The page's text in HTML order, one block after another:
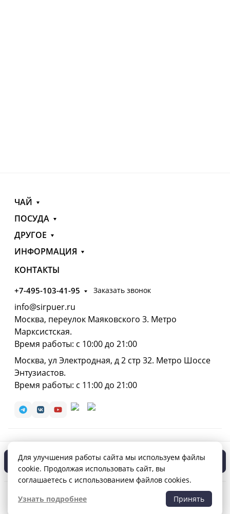
В корзину
ЧАЙ
ПОСУДА
ДРУГОЕ
ИНФОРМАЦИЯ
КОНТАКТЫ
+7-495-103-41-95 Заказать звонок
info@sirpuer.ru
Москва, переулок Маяковского 3. Метро
Марксистская.
Время работы: с 10:00 до 21:00
Москва, ул Электродная, д 2 стр 32. Метро Шоссе
Энтузиастов.
Время работы: с 11:00 до 21:00
чайных аксессуаров.
Политика обработки персональных данных
Для улучшения работы сайта мы используем файлы
cookie. Продолжая использовать сайт, вы
соглашаетесь с использованием файлов cookies.
Узнать подробнее
Принять